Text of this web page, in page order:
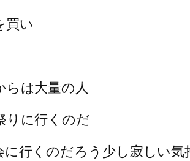
買い
らは大量の人
りに行くのだ
に行くのだろう少し寂しい気